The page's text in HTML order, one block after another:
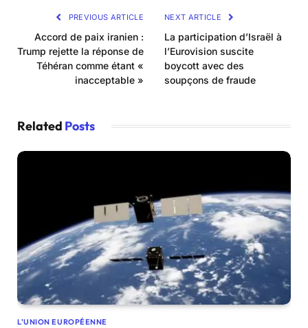
PREVIOUS ARTICLE
Accord de paix iranien :
Trump rejette la réponse de
Téhéran comme étant «
inacceptable »
NEXT ARTICLE
La participation d’Israël à
l’Eurovision suscite
boycott avec des
soupçons de fraude
Related Posts
L'UNION EUROPÉENNE